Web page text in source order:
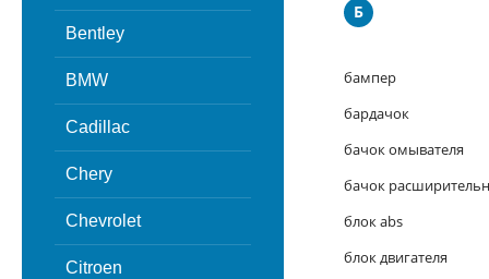
Bentley
BMW
Cadillac
Chery
Chevrolet
Citroen
Б
бампер
бардачок
бачок омывателя
бачок
блок abs
блок двигателя